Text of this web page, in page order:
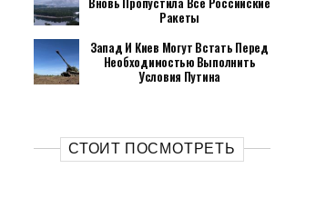
Ракеты
Запад И Киев Могут Встать Перед
Необходимостью Выполнить
Условия Путина
СТОИТ ПОСМОТРЕТЬ